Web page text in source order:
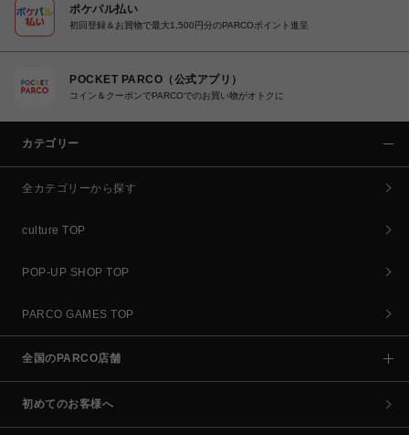
ポケパル払い
初回登録＆お買物で最大1,500円分のPARCOポイント進呈
POCKET PARCO（公式アプリ）
コイン＆クーポンでPARCOでのお買い物がオトクに
カテゴリー
全カテゴリーから探す
culture TOP
POP-UP SHOP TOP
PARCO GAMES TOP
全国のPARCO店舗
初めてのお客様へ